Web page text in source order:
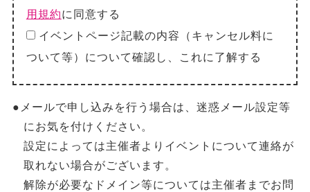
用規約に同意する
イベントページ記載の内容（キャンセル料に
ついて等）について確認し、これに了解する
●メールで申し込みを行う場合は、迷惑メール設定等
にお気を付けください。
設定によっては主催者よりイベントについて連絡が
取れない場合がございます。
解除が必要なドメイン等については主催者までお問